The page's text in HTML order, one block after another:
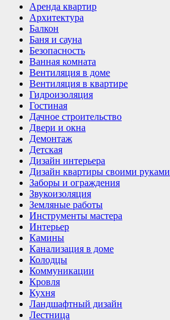
Аренда квартир
Архитектура
Балкон
Баня и сауна
Безопасность
Ванная комната
Вентиляция в доме
Вентиляция в квартире
Гидроизоляция
Гостиная
Дачное строительство
Двери и окна
Демонтаж
Детская
Дизайн интерьера
Дизайн квартиры своими руками
Заборы и ограждения
Звукоизоляция
Земляные работы
Инструменты мастера
Интерьер
Камины
Канализация в доме
Колодцы
Коммуникации
Кровля
Кухня
Ландшафтный дизайн
Лестница